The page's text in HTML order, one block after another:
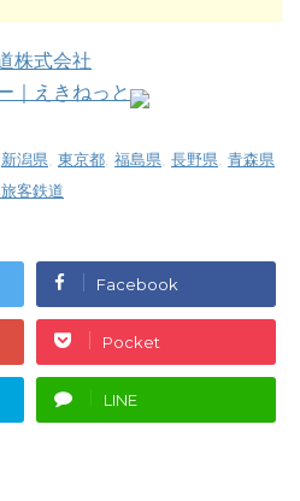
株式会社
｜えきねっと
新潟県, 東京都, 福島県, 長野県, 青森県
客鉄道
Facebook
Pocket
LINE